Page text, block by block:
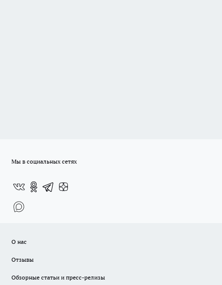
Мы в социальных сетях
О нас
Отзывы
Обзорные статьи и пресс-релизы